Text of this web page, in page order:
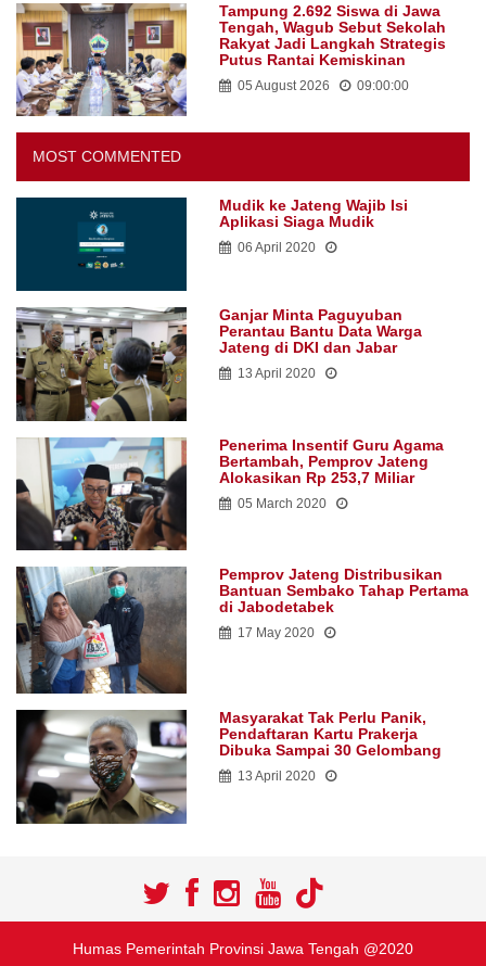
Tampung 2.692 Siswa di Jawa
Tengah, Wagub Sebut Sekolah
Rakyat Jadi Langkah Strategis
Putus Rantai Kemiskinan
05 August 2026 09:00:00
MOST COMMENTED
Mudik ke Jateng Wajib Isi
Aplikasi Siaga Mudik
06 April 2020
Ganjar Minta Paguyuban
Perantau Bantu Data Warga
Jateng di DKI dan Jabar
13 April 2020
Penerima Insentif Guru Agama
Bertambah, Pemprov Jateng
Alokasikan Rp 253,7 Miliar
05 March 2020
Pemprov Jateng Distribusikan
Bantuan Sembako Tahap Pertama
di Jabodetabek
17 May 2020
Masyarakat Tak Perlu Panik,
Pendaftaran Kartu Prakerja
Dibuka Sampai 30 Gelombang
13 April 2020
Humas Pemerintah Provinsi Jawa Tengah @2020